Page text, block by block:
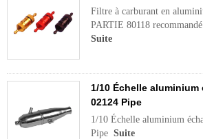
Filtre à carburant en
PARTIE 80118
Suite
1/10 Échelle
02124 Pipe
1/10 Échelle aluminium
Pipe Suite